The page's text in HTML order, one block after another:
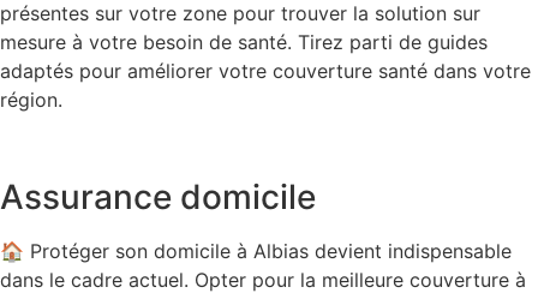
présentes sur votre zone pour trouver la solution sur
mesure à votre besoin de santé. Tirez parti de guides
adaptés pour améliorer votre couverture santé dans votre
région.
Assurance domicile
🏠 Protéger son domicile à Albias devient indispensable
dans le cadre actuel. Opter pour la meilleure couverture à